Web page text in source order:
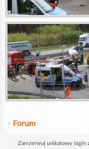
Forum
Zarezerwuj unikatowy login